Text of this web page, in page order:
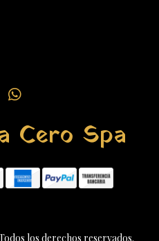
Cero Spa
los derechos reservados.